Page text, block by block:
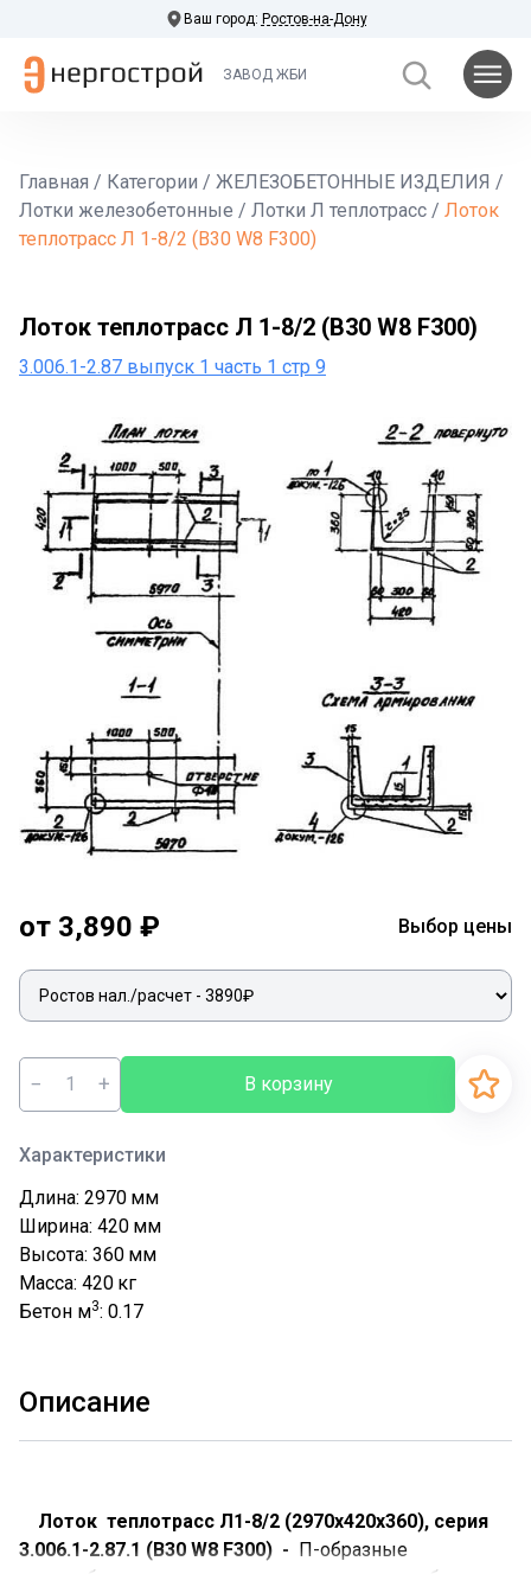
Ваш город: Ростов-на-Дону
ЗАВОД ЖБИ
Главная / Категории / ЖЕЛЕЗОБЕТОННЫЕ ИЗДЕЛИЯ /
Лотки железобетонные / Лотки Л теплотрасс / Лоток
теплотрасс Л 1-8/2 (В30 W8 F300)
Лоток теплотрасс Л 1-8/2 (В30 W8 F300)
3.006.1-2.87 выпуск 1 часть 1 стр 9
от 3,890 ₽ Выбор цены
− + В корзину
Характеристики
Длина: 2970 мм
Ширина: 420 мм
Высота: 360 мм
Масса: 420 кг
Бетон м3: 0.17
Описание
Лоток теплотрасс Л1-8/2 (2970х420х360), серия
3.006.1-2.87.1 (В30 W8 F300) - П-образные
железобетонные изделия, изготовленные из бетона